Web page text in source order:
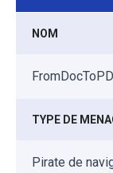
NOM
TYPE DE
Pirate de